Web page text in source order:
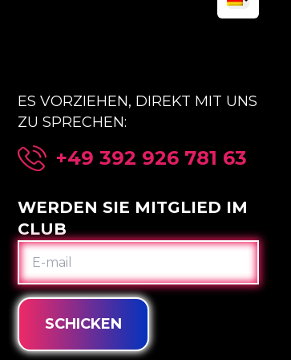
ES VORZIEHEN, DIREKT MIT UNS
ZU SPRECHEN:
+49 392 926 781 63
WERDEN SIE MITGLIED IM
CLUB
E-
MAIL
SCHICKEN